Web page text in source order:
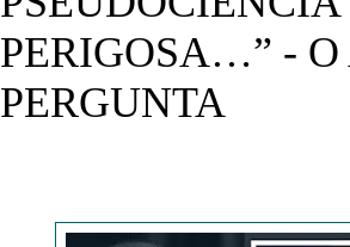
PERIGOSA…” -
PERGUNTA